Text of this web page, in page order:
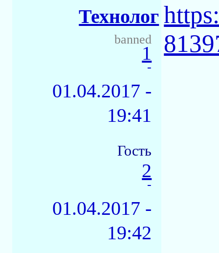
Технолог
banned
1
-
01.04.2017 -
19:41
Гость
2
-
01.04.2017 -
19:42